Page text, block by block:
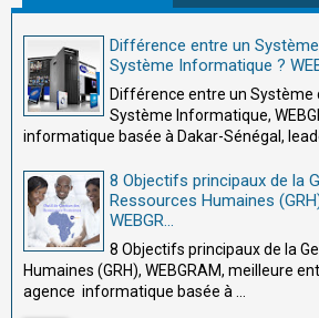
Différence entre un
Système Informatique ?
Différence entre un
Système Informatique,
informatique basée à Dakar-Sénégal,
8 Objectifs principaux de la
Ressources Humaines
WEBGR...
8 Objectifs principaux de la
Humaines (GRH), WEBGRAM, meilleure
agence informatique basée à ...